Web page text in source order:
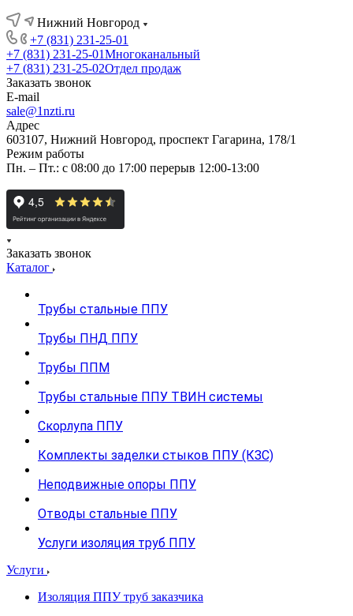
Нижний Новгород
+7 (831) 231-25-01
+7 (831) 231-25-01Многоканальный
+7 (831) 231-25-02Отдел продаж
Заказать звонок
E-mail
sale@1nzti.ru
Адрес
603107, Нижний Новгород, проспект Гагарина, 178/1
Режим работы
Пн. – Пт.: с 08:00 до 17:00 перерыв 12:00-13:00
Заказать звонок
Каталог
Трубы стальные ППУ
Трубы ПНД ППУ
Трубы ППМ
Трубы стальные ППУ ТВИН системы
Скорлупа ППУ
Комплекты заделки стыков ППУ (КЗС)
Неподвижные опоры ППУ
Отводы стальные ППУ
Услуги изоляция труб ППУ
Услуги
Изоляция ППУ труб заказчика